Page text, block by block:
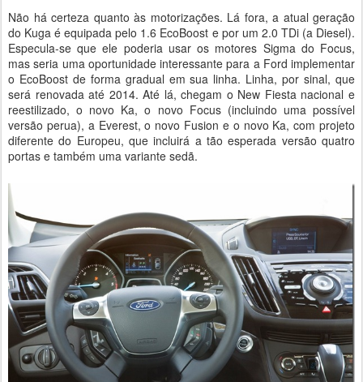
Não há certeza quanto às motorizações. Lá fora, a atual geração
do Kuga é equipada pelo 1.6 EcoBoost e por um 2.0 TDi (a Diesel).
Especula-se que ele poderia usar os motores Sigma do Focus,
mas seria uma oportunidade interessante para a Ford implementar
o EcoBoost de forma gradual em sua linha. Linha, por sinal, que
será renovada até 2014. Até lá, chegam o New Fiesta nacional e
reestilizado, o novo Ka, o novo Focus (incluindo uma possível
versão perua), a Everest, o novo Fusion e o novo Ka, com projeto
diferente do Europeu, que incluirá a tão esperada versão quatro
portas e também uma variante sedã.